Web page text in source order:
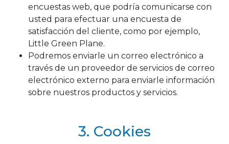
encuestas web, que podría comunicarse con
usted para efectuar una encuesta de
satisfacción del cliente, como por ejemplo,
Little Green Plane.
Podremos enviarle un correo electrónico a
través de un proveedor de servicios de correo
electrónico externo para enviarle información
sobre nuestros productos y servicios.
3. Cookies